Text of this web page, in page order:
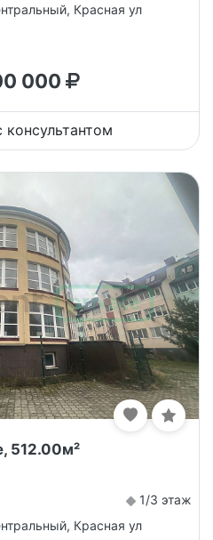
Красная ул
000
консультантом
512.00м²
1/3 этаж
Красная ул